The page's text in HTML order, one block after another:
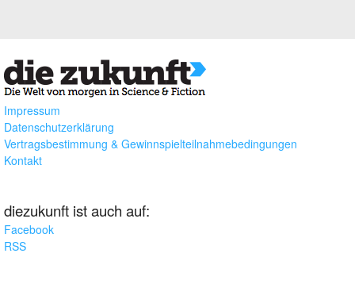
Impressum
Datenschutzerklärung
Vertragsbestimmung & Gewinnspielteilnahmebedingungen
Kontakt
diezukunft ist auch auf:
Facebook
RSS